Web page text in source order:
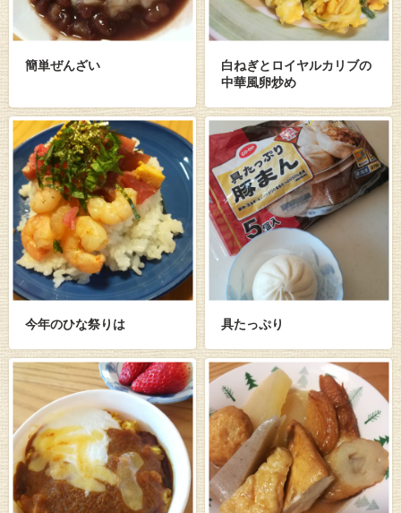
簡単ぜんざい
白ねぎとロイヤルカリブの
中華風卵炒め
今年のひな祭りは 具たっぷり